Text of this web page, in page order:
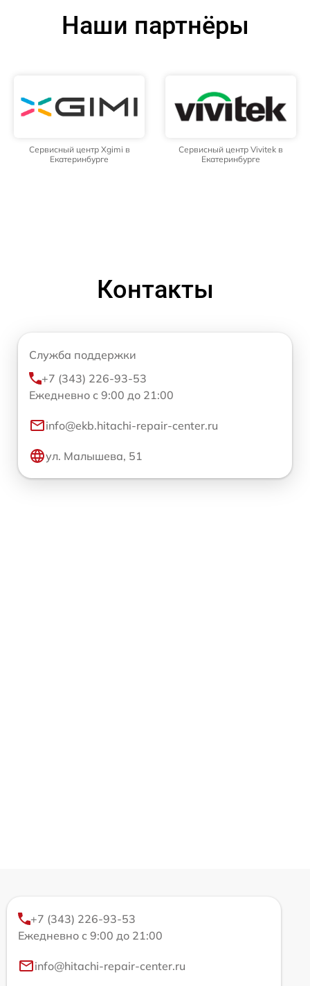
Наши партнёры
Сервисный центр Xgimi в
Екатеринбурге
Сервисный центр Vivitek в
Екатеринбурге
Контакты
Служба поддержки
+7 (343) 226-93-53
Ежедневно с 9:00 до 21:00
info@ekb.hitachi-repair-center.ru
ул. Малышева, 51
+7 (343) 226-93-53
Ежедневно с 9:00 до 21:00
info@hitachi-repair-center.ru